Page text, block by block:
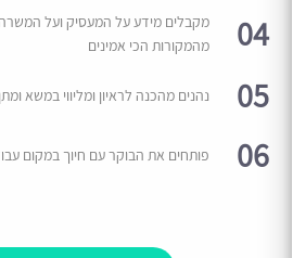
04
מקבלים מידע על המעסיק ועל
מהמקורות הכי אמינים
05 נהנים מהכנה לראיון ומליווי במשא
06 פותחים את הבוקר עם חיוך במקום